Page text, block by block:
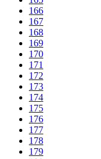
166
167
168
169
170
171
172
173
174
175
176
177
178
179